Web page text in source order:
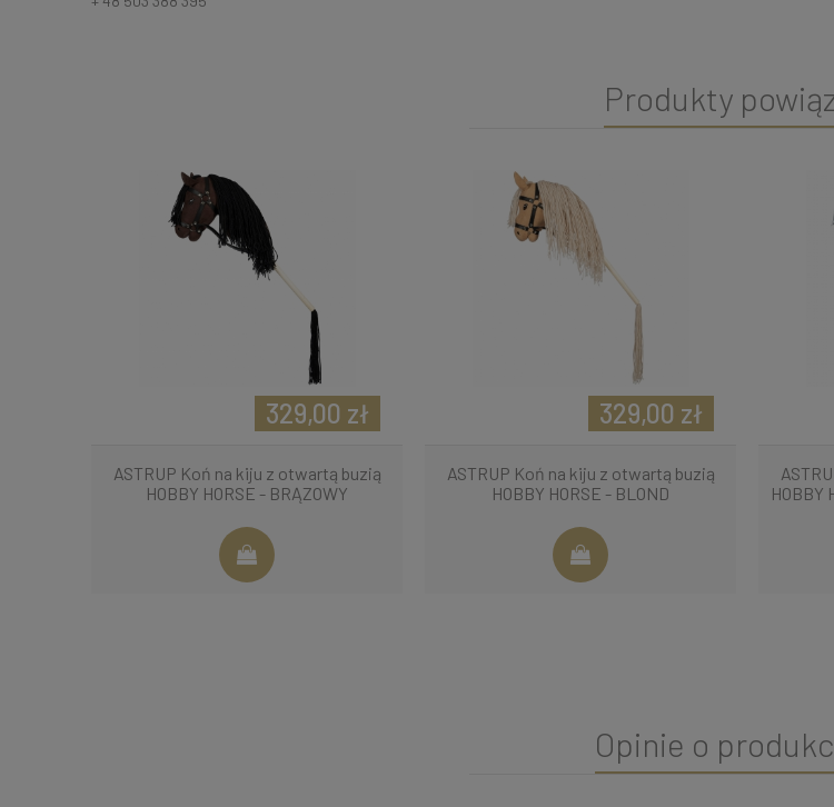
Produkty
ASTRUP Koń na kiju z otwartą buzią
HOBBY HORSE - BRĄZOWY
329,00 zł
ASTRUP Koń na kiju z otwartą buzią
HOBBY HORSE - BLOND
329,00 zł
HOBBY
Opinie o